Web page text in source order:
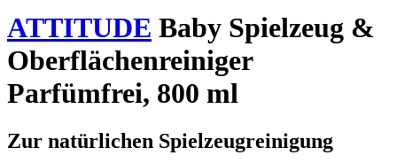
ATTITUDE Baby Spielzeug &
Oberflächenreiniger
Parfümfrei, 800 ml
Zur natürlichen Spielzeugreinigung